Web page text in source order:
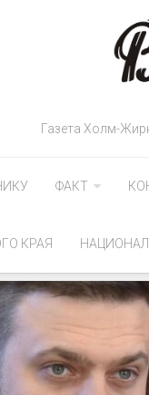
Газета Холм-
ФАКТ
КРАЯ